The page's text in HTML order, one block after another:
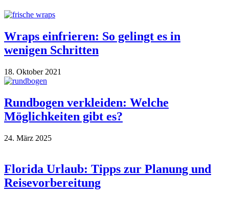
Wraps einfrieren: So gelingt es in
wenigen Schritten
18. Oktober 2021
Rundbogen verkleiden: Welche
Möglichkeiten gibt es?
24. März 2025
Florida Urlaub: Tipps zur Planung und
Reisevorbereitung